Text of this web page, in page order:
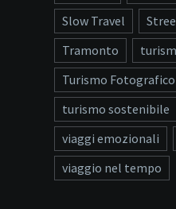
Slow Travel
Tramonto
Turismo Fotografico
turismo sostenibile
viaggi emozionali
viaggio nel tempo